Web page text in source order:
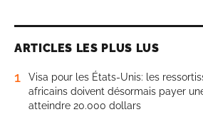
ARTICLES LES PLUS LUS
1
Visa pour les États-Unis: les
africains doivent désormais payer
atteindre 20.000 dollars